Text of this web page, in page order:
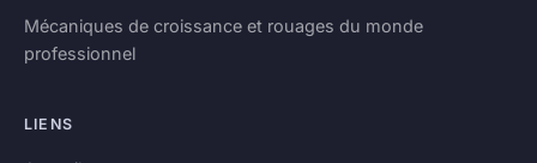
Mécaniques de croissance et rouages du monde
professionnel
LIENS